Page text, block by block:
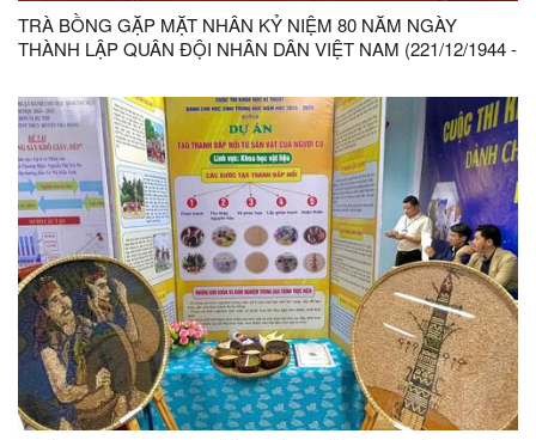
TRÀ BỒNG GẶP MẶT NHÂN KỶ NIỆM 80 NĂM NGÀY
THÀNH LẬP QUÂN ĐỘI NHÂN DÂN VIỆT NAM (221/12/1944 -
DÂN (22/12/1989 - 22/12/2024)